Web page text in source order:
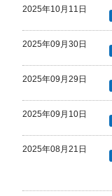
2025年10月11日
2025年09月30日
2025年09月29日
2025年09月10日
2025年08月21日